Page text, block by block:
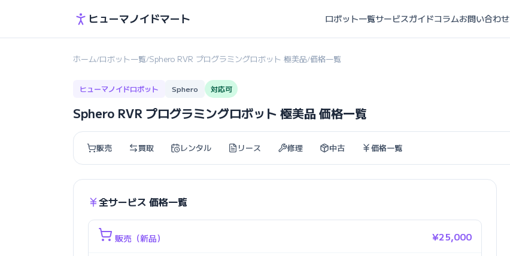
ヒューマノイドマート ロボット一覧サービスガイドコラムお問い合わせ
ホーム/ロボット一覧/Sphero RVR プログラミングロボット 極美品/価格一覧
ヒューマノイドロボット Sphero 対応可
Sphero RVR プログラミングロボット 極美品 価格一覧
販売 買取 レンタル リース 修理 中古 価格一覧
全サービス 価格一覧
販売（新品） ¥25,000